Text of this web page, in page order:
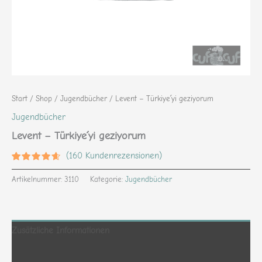
Start / Shop / Jugendbücher / Levent – Türkiye´yi geziyorum
Jugendbücher
Levent – Türkiye´yi geziyorum
Bewertet
mit4.38
von 5,
160
(160 Kundenrezensionen)
Artikelnummer: 3110 Kategorie: Jugendbücher